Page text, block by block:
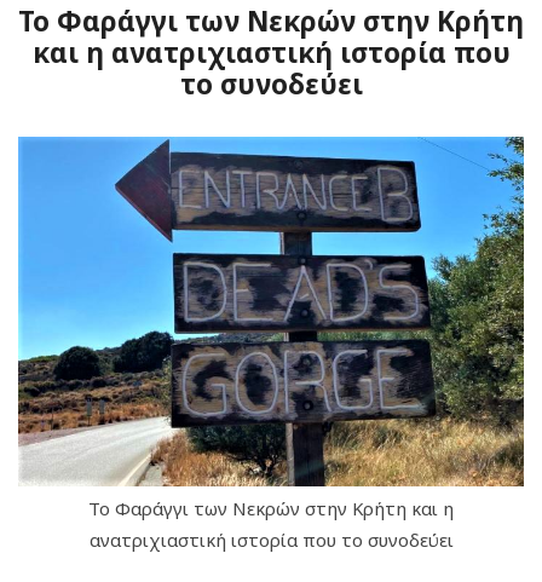
Το Φαράγγι των Νεκρών στην Κρήτη
και η ανατριχιαστική ιστορία που
το συνοδεύει
Το Φαράγγι των Νεκρών στην Κρήτη και η
ανατριχιαστική ιστορία που το συνοδεύει